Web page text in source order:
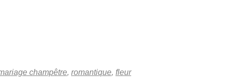
champêtre, romantique, fleur